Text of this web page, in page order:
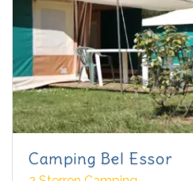
Camping Bel Essor